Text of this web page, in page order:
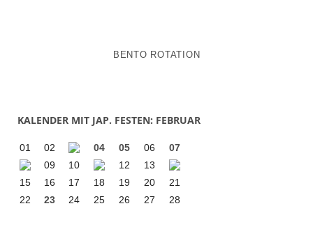
BENTO ROTATION
KALENDER MIT JAP. FESTEN: FEBRUAR
01 02 04 05 06
07
09
10 12
13
15
16 17 18 19 20
21
22
23 24 25 26 27 28